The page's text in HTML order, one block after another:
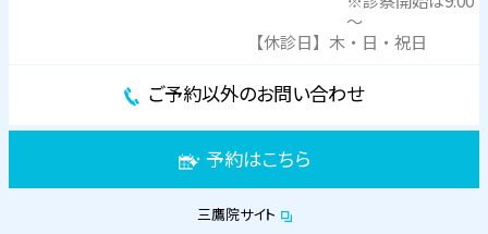
～
【休診日】木・日・祝日
ご予約以外のお問い合わせ
予約はこちら
三鷹院サイト